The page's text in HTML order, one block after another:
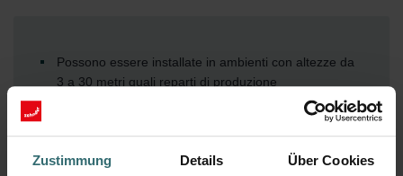
Zustimmung Details Über Cookies
Possono essere installate in ambienti con altezze da
3 a 30 metri quali reparti di produzione